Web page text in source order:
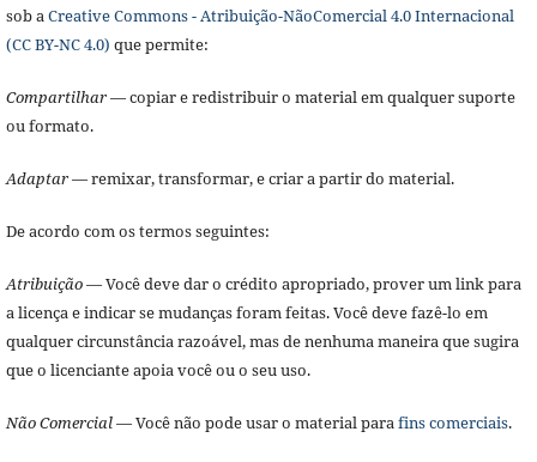
sob aCreative Commons - Atribuição-NãoComercial 4.0 Internacional
(CC BY-NC 4.0) que permite:
Compartilhar— copiar e redistribuir o material em qualquer suporte
ou formato.
Adaptar— remixar, transformar, e criar a partir do material.
De acordo com os termos seguintes:
Atribuição— Você deve dar o crédito apropriado, prover um link para
a licença e indicar se mudanças foram feitas. Você deve fazê-lo em
qualquer circunstância razoável, mas de nenhuma maneira que sugira
que o licenciante apoia você ou o seu uso.
Não Comercial— Você não pode usar o material parafins comerciais.